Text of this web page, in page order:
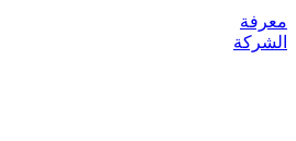
معرفة
الشركة